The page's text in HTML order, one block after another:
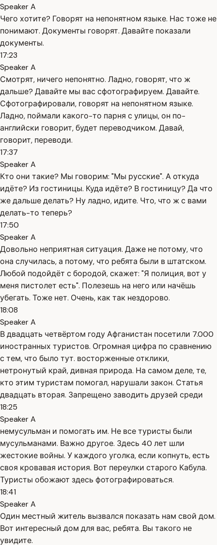
Speaker A
Чего хотите? Говорят на непонятном языке. Нас тоже не
понимают. Документы говорят. Давайте показали
документы.
17:23
Speaker A
Смотрят, ничего непонятно. Ладно, говорят, что ж
дальше? Давайте мы вас сфотографируем. Давайте.
Сфотографировали, говорят на непонятном языке.
Ладно, поймали какого-то парня с улицы, он по-
английски говорит, будет переводчиком. Давай,
говорит, переводи.
17:37
Speaker A
Кто они такие? Мы говорим: "Мы русские". А откуда
идёте? Из гостиницы. Куда идёте? В гостиницу? Да что
же дальше делать? Ну ладно, идите. Что, что ж с вами
делать-то теперь?
17:50
Speaker A
Довольно неприятная ситуация. Даже не потому, что
она случилась, а потому, что ребята были в штатском.
Любой подойдёт с бородой, скажет: "Я полиция, вот у
меня пистолет есть". Полезешь на него или начёшь
убегать. Тоже нет. Очень, как так нездорово.
18:08
Speaker A
В двадцать четвёртом году Афганистан посетили 7.000
иностранных туристов. Огромная цифра по сравнению
с тем, что было тут. восторженные отклики,
нетронутый край, дивная природа. На самом деле, те,
кто этим туристам помогал, нарушали закон. Статья
двадцать вторая. Запрещено заводить друзей среди
18:25
Speaker A
немусульман и помогать им. Не все туристы были
мусульманами. Важно другое. Здесь 40 лет шли
жестокие войны. У каждого уголка, если копнуть, есть
своя кровавая история. Вот переулки старого Кабула.
Туристы обожают здесь фотографироваться.
18:41
Speaker A
Один местный житель вызвался показать нам свой дом.
Вот интересный дом для вас, ребята. Вы такого не
увидите.